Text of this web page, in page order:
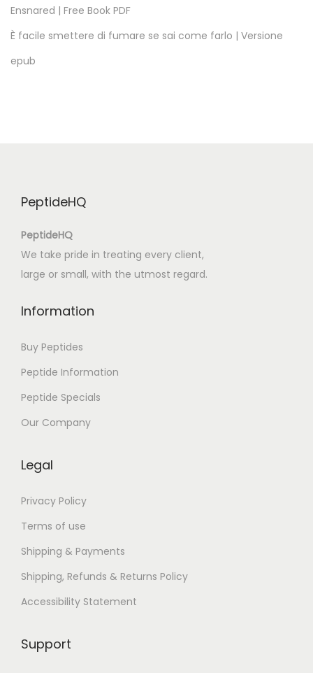
i
t
Ensnared | Free Book PDF
È facile smettere di fumare se sai come farlo | Versione
epub
PeptideHQ
PeptideHQ
We take pride in treating every client,
large or small, with the utmost regard.
Information
Buy Peptides
Peptide Information
Peptide Specials
Our Company
Legal
Privacy Policy
Terms of use
Shipping & Payments
Shipping, Refunds & Returns Policy
Accessibility Statement
Support